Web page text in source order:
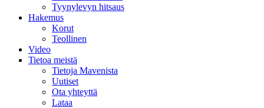
Tyynylevyn hitsaus
Hakemus
Korut
Teollinen
Video
Tietoa meistä
Tietoja Mavenista
Uutiset
Ota yhteyttä
Lataa